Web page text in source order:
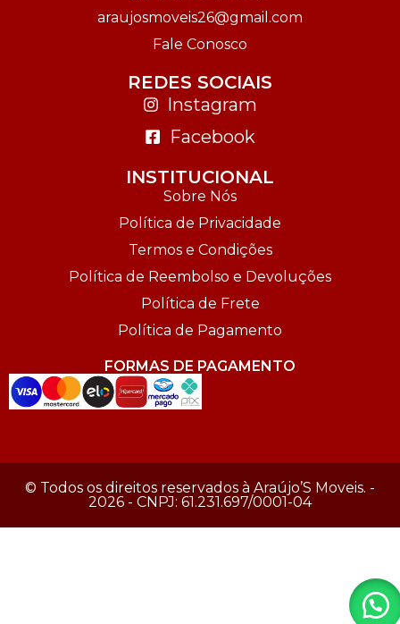
araujosmoveis26@gmail.com
Fale Conosco
REDES SOCIAIS
Instagram
Facebook
INSTITUCIONAL
Sobre Nós
Política de Privacidade
Termos e Condições
Política de Reembolso e Devoluções
Política de Frete
Política de Pagamento
FORMAS DE PAGAMENTO
© Todos os direitos reservados à Araújo’S Moveis. -
2026 - CNPJ: 61.231.697/0001-04